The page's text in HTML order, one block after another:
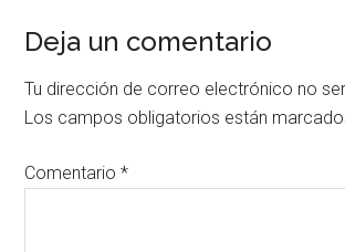
Deja un comentario
Tu dirección de correo electrónico no
Los campos obligatorios están
Comentario*